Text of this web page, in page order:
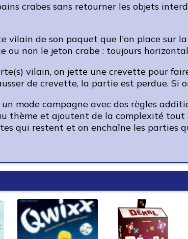
crabes sans retourner les objets
vilain de son paquet que l'on place sur
ou non le jeton crabe : toujours
vilain, on jette une crevette pour
de crevette, la partie est perdue. Si
mode campagne avec des règles
thème et ajoutent de la complexité tout
qui restent et on enchaîne les parties